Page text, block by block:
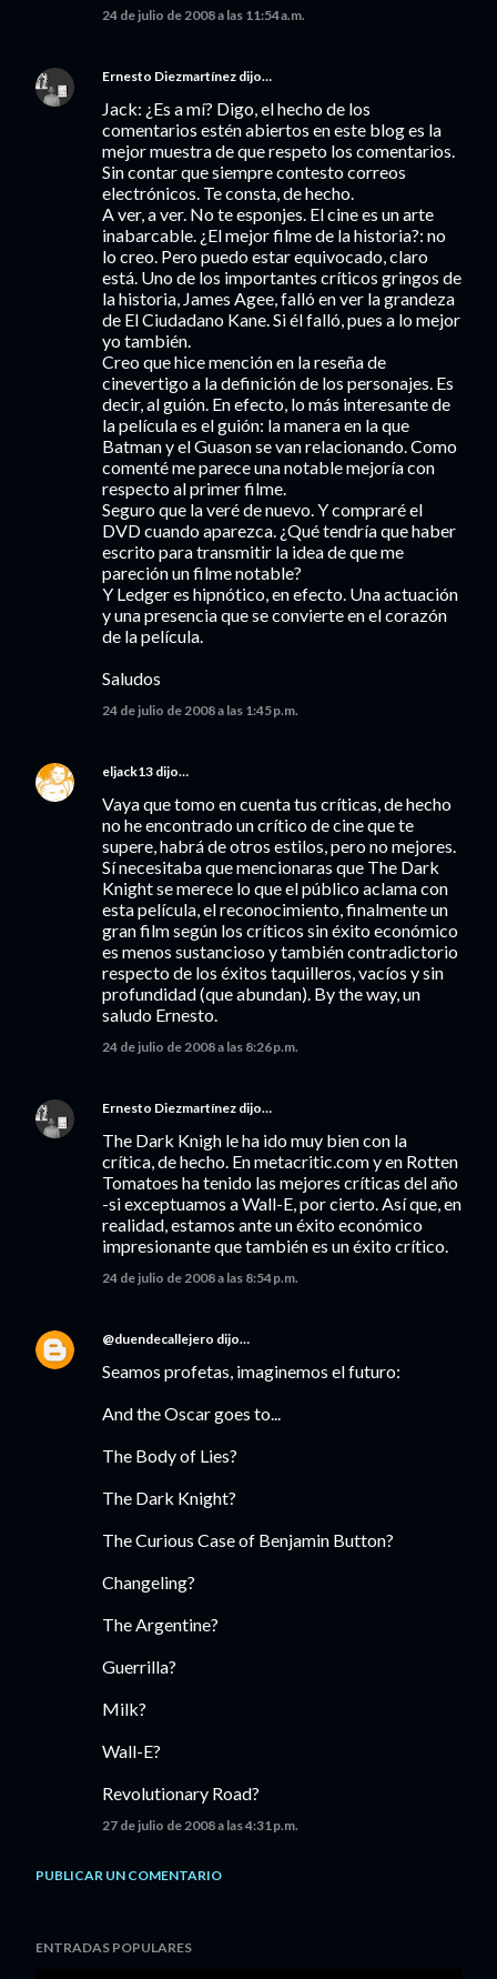
24 de julio de 2008 a las 11:54 a.m.
Ernesto Diezmartínez dijo…
Jack: ¿Es a mí? Digo, el hecho de los
comentarios estén abiertos en este blog es la
mejor muestra de que respeto los comentarios.
Sin contar que siempre contesto correos
electrónicos. Te consta, de hecho.
A ver, a ver. No te esponjes. El cine es un arte
inabarcable. ¿El mejor filme de la historia?: no
lo creo. Pero puedo estar equivocado, claro
está. Uno de los importantes críticos gringos de
la historia, James Agee, falló en ver la grandeza
de El Ciudadano Kane. Si él falló, pues a lo mejor
yo también.
Creo que hice mención en la reseña de
cinevertigo a la definición de los personajes. Es
decir, al guión. En efecto, lo más interesante de
la película es el guión: la manera en la que
Batman y el Guason se van relacionando. Como
comenté me parece una notable mejoría con
respecto al primer filme.
Seguro que la veré de nuevo. Y compraré el
DVD cuando aparezca. ¿Qué tendría que haber
escrito para transmitir la idea de que me
pareción un filme notable?
Y Ledger es hipnótico, en efecto. Una actuación
y una presencia que se convierte en el corazón
de la película.
Saludos
24 de julio de 2008 a las 1:45 p.m.
eljack13 dijo…
Vaya que tomo en cuenta tus críticas, de hecho
no he encontrado un crítico de cine que te
supere, habrá de otros estilos, pero no mejores.
Sí necesitaba que mencionaras que The Dark
Knight se merece lo que el público aclama con
esta película, el reconocimiento, finalmente un
gran film según los críticos sin éxito económico
es menos sustancioso y también contradictorio
respecto de los éxitos taquilleros, vacíos y sin
profundidad (que abundan). By the way, un
saludo Ernesto.
24 de julio de 2008 a las 8:26 p.m.
Ernesto Diezmartínez dijo…
The Dark Knigh le ha ido muy bien con la
crítica, de hecho. En metacritic.com y en Rotten
Tomatoes ha tenido las mejores críticas del año
-si exceptuamos a Wall-E, por cierto. Así que, en
realidad, estamos ante un éxito económico
impresionante que también es un éxito crítico.
24 de julio de 2008 a las 8:54 p.m.
@duendecallejero dijo…
Seamos profetas, imaginemos el futuro:
And the Oscar goes to...
The Body of Lies?
The Dark Knight?
The Curious Case of Benjamin Button?
Changeling?
The Argentine?
Guerrilla?
Milk?
Wall-E?
Revolutionary Road?
27 de julio de 2008 a las 4:31 p.m.
PUBLICAR UN COMENTARIO
ENTRADAS POPULARES